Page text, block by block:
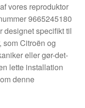
vores reproduktor
9665245180
designet specifikt til
som Citroën og
eller gør-det-
lette installation
denne